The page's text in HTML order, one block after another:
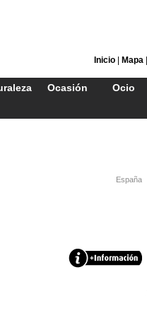
Inicio Mapa
Ocasión Ocio
España